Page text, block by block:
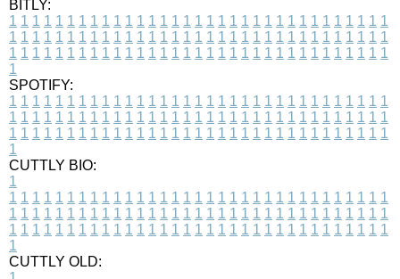
BITLY:
1 1 1 1 1 1 1 1 1 1 1 1 1 1 1 1 1 1 1 1 1 1 1 1 1 1 1 1 1 1 1 1 1
1 1 1 1 1 1 1 1 1 1 1 1 1 1 1 1 1 1 1 1 1 1 1 1 1 1 1 1 1 1 1 1 1
1 1 1 1 1 1 1 1 1 1 1 1 1 1 1 1 1 1 1 1 1 1 1 1 1 1 1 1 1 1 1 1 1
1
SPOTIFY:
1 1 1 1 1 1 1 1 1 1 1 1 1 1 1 1 1 1 1 1 1 1 1 1 1 1 1 1 1 1 1 1 1
1 1 1 1 1 1 1 1 1 1 1 1 1 1 1 1 1 1 1 1 1 1 1 1 1 1 1 1 1 1 1 1 1
1 1 1 1 1 1 1 1 1 1 1 1 1 1 1 1 1 1 1 1 1 1 1 1 1 1 1 1 1 1 1 1 1
1
CUTTLY BIO:
1
1 1 1 1 1 1 1 1 1 1 1 1 1 1 1 1 1 1 1 1 1 1 1 1 1 1 1 1 1 1 1 1 1
1 1 1 1 1 1 1 1 1 1 1 1 1 1 1 1 1 1 1 1 1 1 1 1 1 1 1 1 1 1 1 1 1
1 1 1 1 1 1 1 1 1 1 1 1 1 1 1 1 1 1 1 1 1 1 1 1 1 1 1 1 1 1 1 1 1
1
CUTTLY OLD: